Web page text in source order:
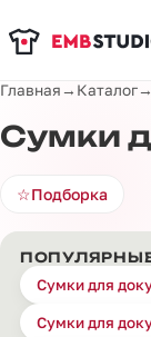
Главная→ Каталог→
Сумки
☆Подборка
Сумки для
Сумки для